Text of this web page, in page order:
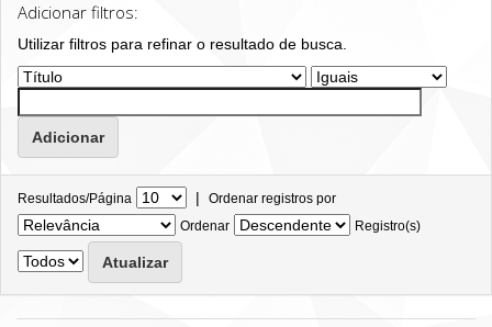
Adicionar filtros:
Utilizar filtros para refinar o resultado de busca.
Resultados/Página | Ordenar registros por
Ordenar
Registro(s)